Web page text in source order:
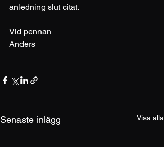
anledning slut citat.
Vid pennan
Anders
Senaste inlägg Visa alla